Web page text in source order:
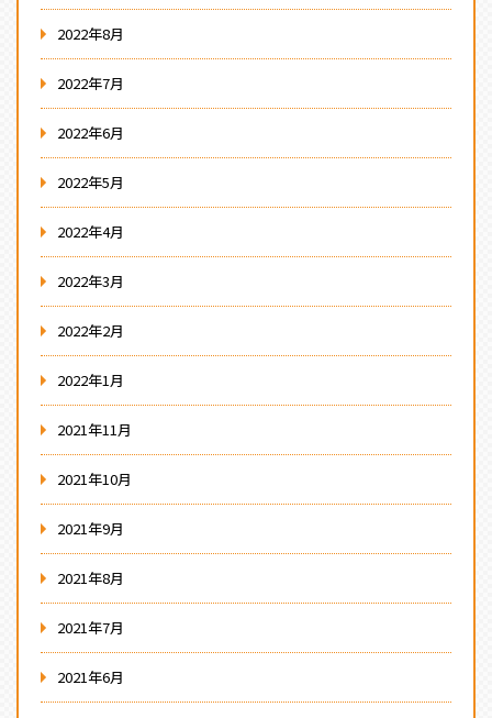
2022年8月
2022年7月
2022年6月
2022年5月
2022年4月
2022年3月
2022年2月
2022年1月
2021年11月
2021年10月
2021年9月
2021年8月
2021年7月
2021年6月